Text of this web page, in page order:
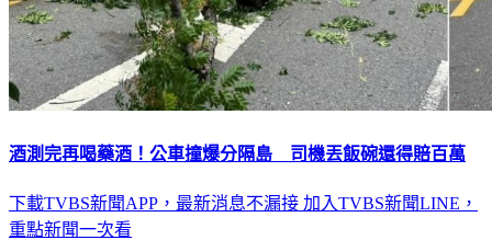
酒測完再喝藥酒！公車撞爆分隔島 司機丟飯碗還得賠百萬
下載TVBS新聞APP，最新消息不漏接 加入TVBS新聞LINE，
重點新聞一次看